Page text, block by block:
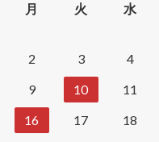
月
火 水
2
3 4
9
10 11
16
17 18